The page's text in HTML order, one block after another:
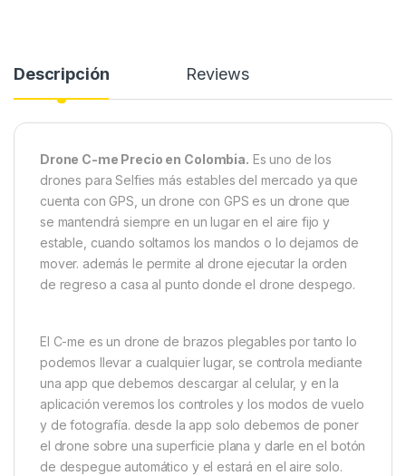
Descripción Reviews
Drone C-me Precio en Colombia. Es uno de los
drones para Selfies más estables del mercado ya que
cuenta con GPS, un drone con GPS es un drone que
se mantendrá siempre en un lugar en el aire fijo y
estable, cuando soltamos los mandos o lo dejamos de
mover. además le permite al drone ejecutar la orden
de regreso a casa al punto donde el drone despego.
El C-me es un drone de brazos plegables por tanto lo
podemos llevar a cualquier lugar, se controla mediante
una app que debemos descargar al celular, y en la
aplicación veremos los controles y los modos de vuelo
y de fotografía. desde la app solo debemos de poner
el drone sobre una superficie plana y darle en el botón
de despegue automático y el estará en el aire solo.